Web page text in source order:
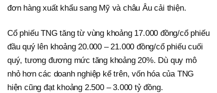
đơn hàng xuất khẩu sang Mỹ và châu Âu cải thiện.
Cổ phiếu TNG tăng từ vùng khoảng 17.000 đồng/cổ phiếu
đầu quý lên khoảng 20.000 – 21.000 đồng/cổ phiếu cuối
quý, tương đương mức tăng khoảng 20%. Dù quy mô
nhỏ hơn các doanh nghiệp kể trên, vốn hóa của TNG
hiện cũng đạt khoảng 2.500 – 3.000 tỷ đồng.